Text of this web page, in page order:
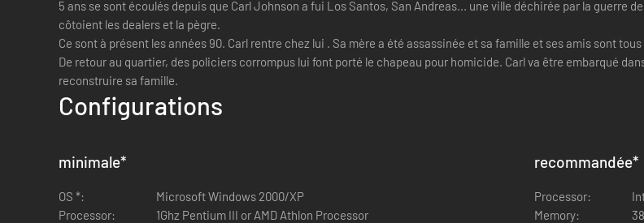
5 ans se sont écoulés depuis que Carl Johnson a fui Los Santos, San Andreas... une ville déchirée par la guerre
côtoient les dealers et la pègre.
Ce sont à présent les années 90. Carl rentre chez lui . Sa mère a été assassinée et sa famille et ses amis sont
De retour au quartier, des policiers corrompus lui font porté le chapeau pour homicide. Carl va être embarqué
reconstruire sa famille.
Configurations
minimale*
OS *:
Microsoft Windows 2000/XP
Processor:
1Ghz Pentium III or AMD Athlon Processor
recommandée*
Processor:
Memory: